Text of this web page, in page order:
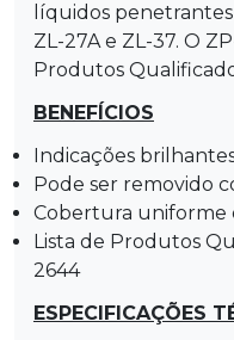
líquidos
ZL-27A e ZL-37. O
Produtos
BENEFÍCIOS
Indicações
Pode ser removido
Cobertura uniforme
Lista de Produtos
2644
ESPECIFICAÇÕES